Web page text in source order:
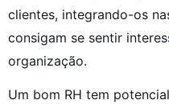
clientes, integrando-os
consigam se sentir
organização.
Um bom RH tem